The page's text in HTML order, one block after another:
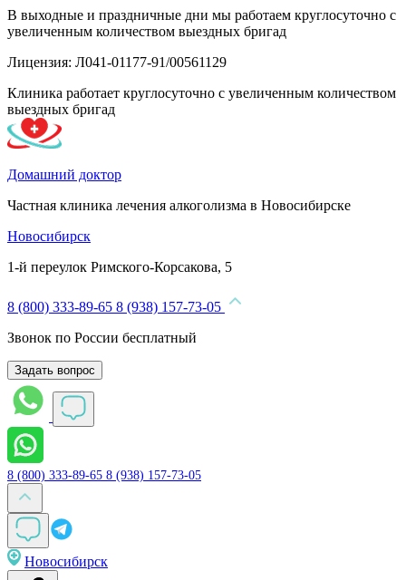
В выходные и праздничные дни мы работаем круглосуточно с
увеличенным количеством выездных бригад
Лицензия: Л041-01177-91/00561129
Клиника работает круглосуточно с увеличенным количеством
выездных бригад
Домашний доктор
Частная клиника лечения алкоголизма в Новосибирске
Новосибирск
1-й переулок Римского-Корсакова, 5
8 (800) 333-89-65 8 (938) 157-73-05
Звонок по России бесплатный
Задать вопрос
8 (800) 333-89-65 8 (938) 157-73-05
Новосибирск